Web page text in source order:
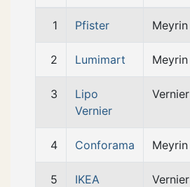
1 Pfister Meyrin
2 Lumimart Meyrin
3
Lipo
Vernier
Vernier
4 Conforama Meyrin
5 IKEA Vernier